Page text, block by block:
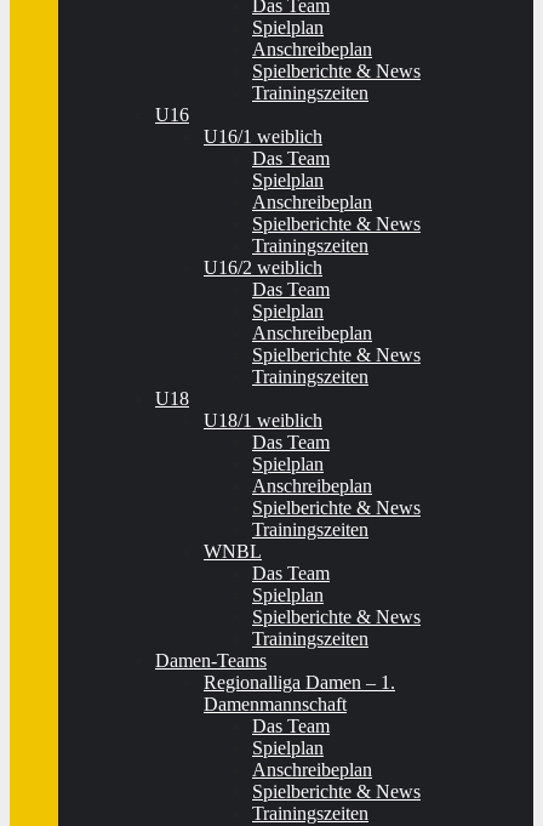
Das Team
Spielplan
Anschreibeplan
Spielberichte & News
Trainingszeiten
U16
U16/1 weiblich
Das Team
Spielplan
Anschreibeplan
Spielberichte & News
Trainingszeiten
U16/2 weiblich
Das Team
Spielplan
Anschreibeplan
Spielberichte & News
Trainingszeiten
U18
U18/1 weiblich
Das Team
Spielplan
Anschreibeplan
Spielberichte & News
Trainingszeiten
WNBL
Das Team
Spielplan
Spielberichte & News
Trainingszeiten
Damen-Teams
Regionalliga Damen – 1.
Damenmannschaft
Das Team
Spielplan
Anschreibeplan
Spielberichte & News
Trainingszeiten